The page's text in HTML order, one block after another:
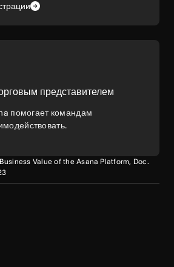
представителем
помогает командам
Value of the Asana Platform, Doc.